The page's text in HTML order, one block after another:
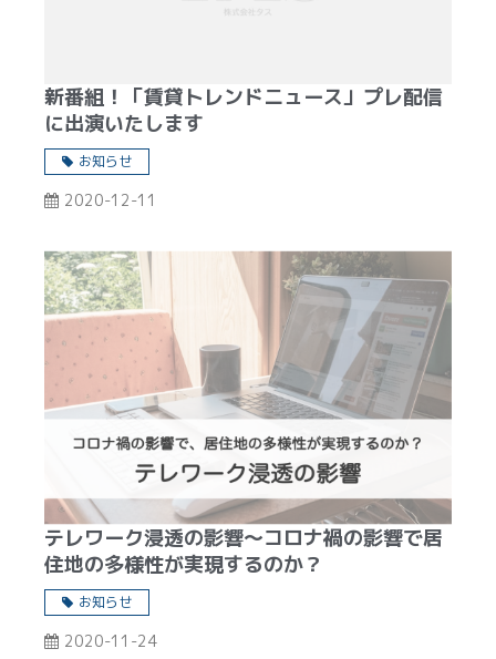
新番組！「賃貸トレンドニュース」プレ配信
に出演いたします
お知らせ
2020-12-11
テレワーク浸透の影響〜コロナ禍の影響で居
住地の多様性が実現するのか？
お知らせ
2020-11-24